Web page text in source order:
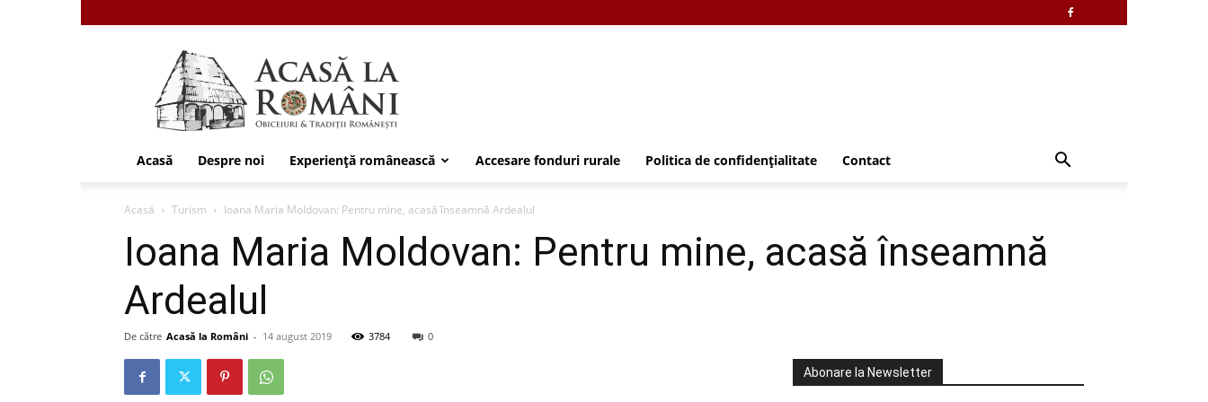
Acasa
la
Romani
Acasă Despre noi Experiență românească Accesare fonduri rurale Politica de confidențialitate Contact
Acasă Turism Ioana Maria Moldovan: Pentru mine, acasă înseamnă Ardealul
Ioana Maria Moldovan: Pentru mine, acasă înseamnă
Ardealul
De către Acasă la Români - 14 august 2019 3784 0
Abonare la Newsletter